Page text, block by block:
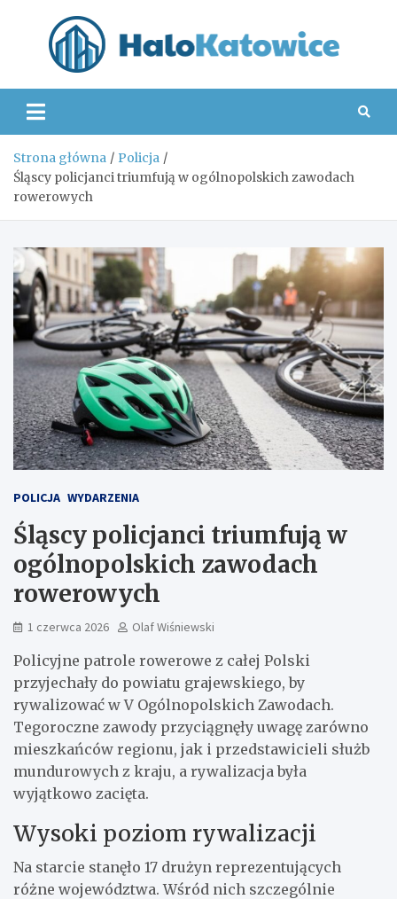
Strona główna
Policja
Śląscy policjanci triumfują w ogólnopolskich zawodach
rowerowych
POLICJA WYDARZENIA
Śląscy policjanci triumfują w
ogólnopolskich zawodach
rowerowych
1 czerwca 2026 Olaf Wiśniewski
Policyjne patrole rowerowe z całej Polski
przyjechały do powiatu grajewskiego, by
rywalizować w V Ogólnopolskich Zawodach.
Tegoroczne zawody przyciągnęły uwagę zarówno
mieszkańców regionu, jak i przedstawicieli służb
mundurowych z kraju, a rywalizacja była
wyjątkowo zacięta.
Wysoki poziom rywalizacji
Na starcie stanęło 17 drużyn reprezentujących
różne województwa. Wśród nich szczególnie